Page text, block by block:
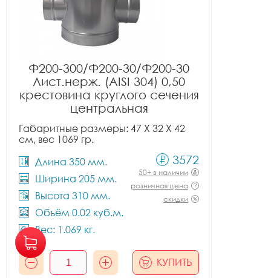
Ф200-300/Ф200-30/Ф200-30
Лист.нерж. (AISI 304) 0,50
крестовина круглого сечения
центральная
Габаритные размеры: 47 X 32 X 42
см, вес 1069 гр.
Длина 350 мм.
Ширина 205 мм.
Высота 310 мм.
Объём 0.02 куб.м.
Вес: 1.069 кг.
3572
50+ в наличии
розничная цена
скидки
КУПИТЬ